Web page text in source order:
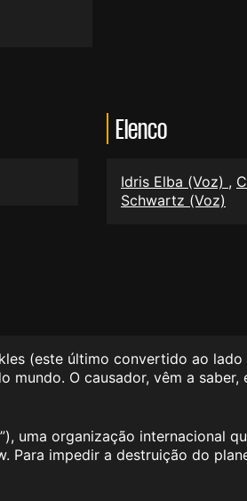
Elenco
Idris Elba (Voz) ,
Schwartz (Voz)
(este último convertido ao
O causador, vêm a
uma organização internacional
Para impedir a destruição do